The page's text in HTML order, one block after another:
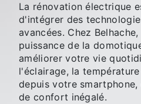
La rénovation électrique
d'intégrer des
avancées. Chez
puissance de la
améliorer votre vie
l'éclairage, la
depuis votre
de confort inégalé.